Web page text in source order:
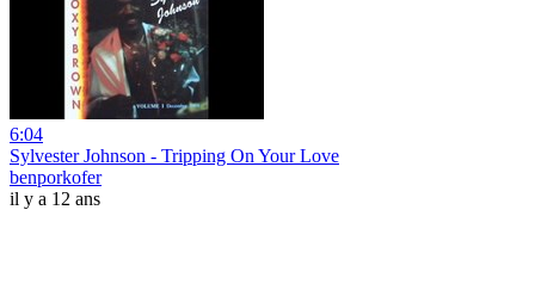
6:04
Sylvester Johnson - Tripping On Your Love
benporkofer
il y a 12 ans